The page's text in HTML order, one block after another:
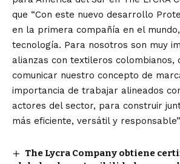
que “Con este nuevo desarrollo
en la primera compañía en el
tecnología. Para nosotros son muy
alianzas con textileros colombianos,
comunicar nuestro concepto de
importancia de trabajar alineados
actores del sector, para construir
más eficiente, versátil y
The Lycra Company obtiene